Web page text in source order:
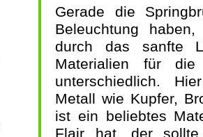
Gerade die
Beleuchtung
durch das sanfte
Materialien für
unterschiedlich.
Metall wie Kupfer,
ist ein beliebtes
Flair hat, der